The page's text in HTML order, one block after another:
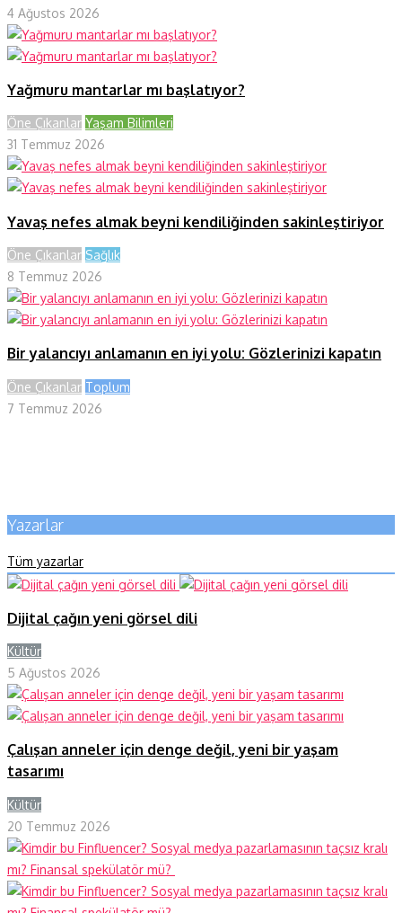
4 Ağustos 2026
Yağmuru mantarlar mı başlatıyor?
Öne Çıkanlar Yaşam Bilimleri
31 Temmuz 2026
Yavaş nefes almak beyni kendiliğinden sakinleştiriyor
Öne Çıkanlar Sağlık
8 Temmuz 2026
Bir yalancıyı anlamanın en iyi yolu: Gözlerinizi kapatın
Öne Çıkanlar Toplum
7 Temmuz 2026
Yazarlar
Tüm yazarlar
Dijital çağın yeni görsel dili
Kültür
5 Ağustos 2026
Çalışan anneler için denge değil, yeni bir yaşam
tasarımı
Kültür
20 Temmuz 2026